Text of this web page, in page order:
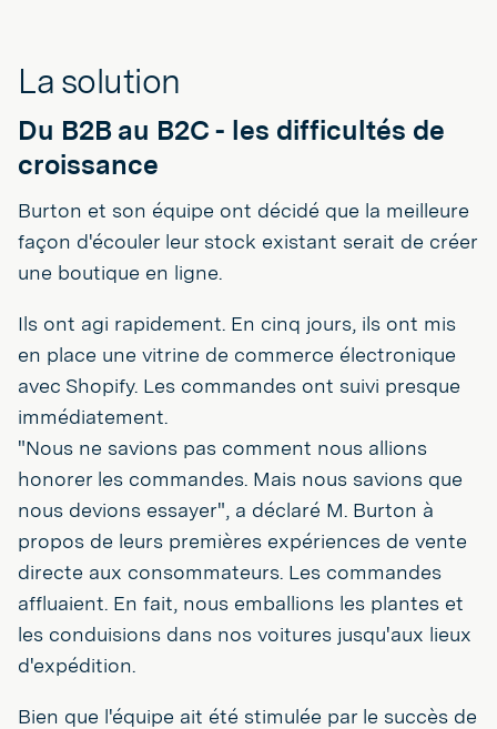
La solution
Du B2B au B2C - les difficultés de
croissance
Burton et son équipe ont décidé que la meilleure
façon d'écouler leur stock existant serait de créer
une boutique en ligne.
Ils ont agi rapidement. En cinq jours, ils ont mis
en place une vitrine de commerce électronique
avec Shopify. Les commandes ont suivi presque
immédiatement.
"Nous ne savions pas comment nous allions
honorer les commandes. Mais nous savions que
nous devions essayer", a déclaré M. Burton à
propos de leurs premières expériences de vente
directe aux consommateurs. Les commandes
affluaient. En fait, nous emballions les plantes et
les conduisions dans nos voitures jusqu'aux lieux
d'expédition.
Bien que l'équipe ait été stimulée par le succès de